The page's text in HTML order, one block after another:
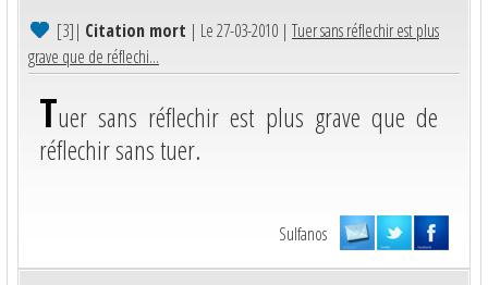
[3]| Citation mort | Le 27-03-2010 |Tuer sans réflechir est plus
grave que de réflechi...
Tuer sans réflechir est plus grave que de
réflechir sans tuer.
Sulfanos